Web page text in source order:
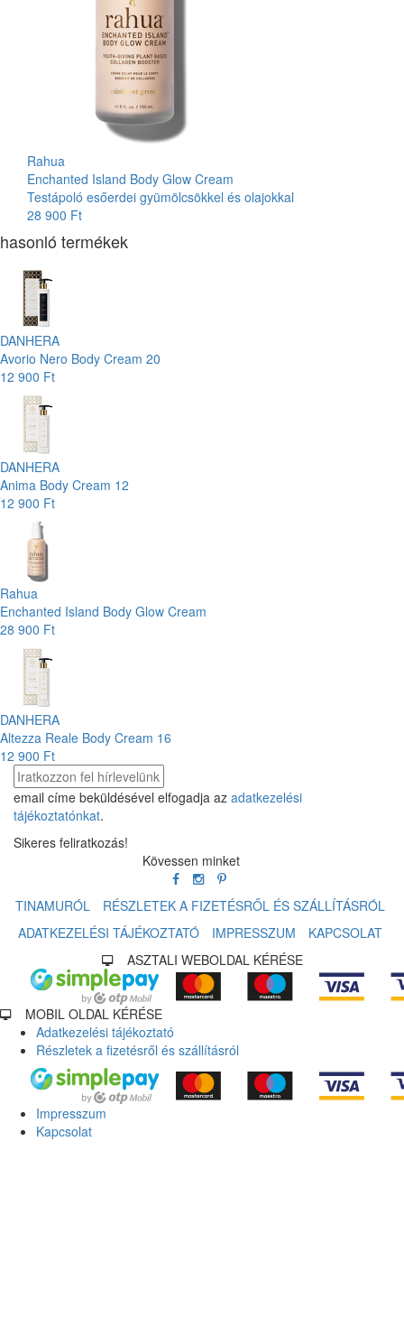
Rahua
Enchanted Island Body Glow Cream
Testápoló esőerdei gyümölcsökkel és olajokkal
28 900 Ft
hasonló termékek
DANHERA
Avorio Nero Body Cream 20
12 900 Ft
DANHERA
Anima Body Cream 12
12 900 Ft
Rahua
Enchanted Island Body Glow Cream
28 900 Ft
DANHERA
Altezza Reale Body Cream 16
12 900 Ft
email címe beküldésével elfogadja az adatkezelési
tájékoztatónkat.
Sikeres feliratkozás!
Kövessen minket
TINAMURÓL
RÉSZLETEK A FIZETÉSRŐL ÉS SZÁLLÍTÁSRÓL
ADATKEZELÉSI TÁJÉKOZTATÓ
IMPRESSZUM
KAPCSOLAT
ASZTALI WEBOLDAL KÉRÉSE
MOBIL OLDAL KÉRÉSE
Adatkezelési tájékoztató
Részletek a fizetésről és szállításról
Impresszum
Kapcsolat